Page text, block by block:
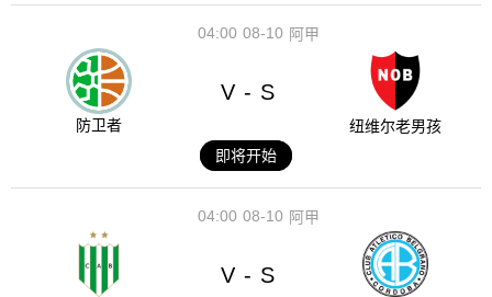
08-10
04:00 阿甲
防卫者
V - S
纽维尔老男孩
即将开始
08-10
04:00 阿甲
V - S